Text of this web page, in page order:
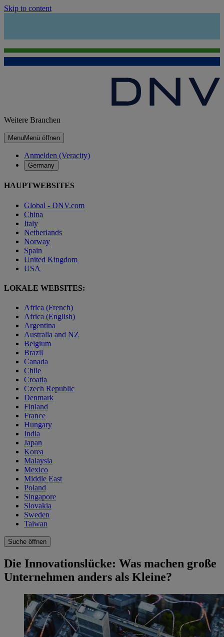
Skip to content
Weitere Branchen
MenuMenü öffnen
Anmelden (Veracity)
Germany
HAUPTWEBSITES
Global - DNV.com
China
Italy
Netherlands
Norway
Spain
United Kingdom
USA
LOKALE WEBSITES:
Africa (French)
Africa (English)
Argentina
Australia and NZ
Belgium
Brazil
Canada
Chile
Croatia
Czech Republic
Denmark
Finland
France
Hungary
India
Japan
Korea
Malaysia
Mexico
Middle East
Poland
Singapore
Slovakia
Sweden
Taiwan
Suche öffnen
Die Innovationslücke: Was machen große
Unternehmen anders als Kleine?